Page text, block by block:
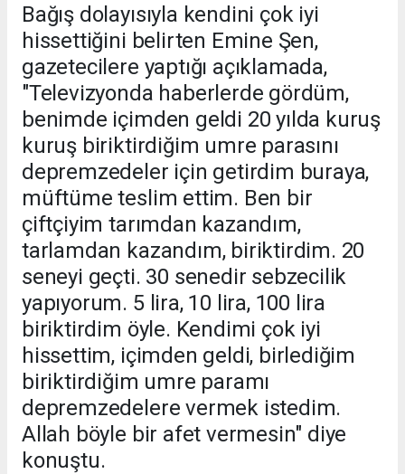
Bağış dolayısıyla kendini çok iyi
hissettiğini belirten Emine Şen,
gazetecilere yaptığı açıklamada,
"Televizyonda haberlerde gördüm,
benimde içimden geldi 20 yılda kuruş
kuruş biriktirdiğim umre parasını
depremzedeler için getirdim buraya,
müftüme teslim ettim. Ben bir
çiftçiyim tarımdan kazandım,
tarlamdan kazandım, biriktirdim. 20
seneyi geçti. 30 senedir sebzecilik
yapıyorum. 5 lira, 10 lira, 100 lira
biriktirdim öyle. Kendimi çok iyi
hissettim, içimden geldi, birlediğim
biriktirdiğim umre paramı
depremzedelere vermek istedim.
Allah böyle bir afet vermesin" diye
konuştu.